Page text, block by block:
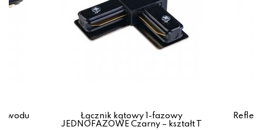
Łącznik kątowy 1-fazowy
JEDNOFAZOWE Czarny – kształt T